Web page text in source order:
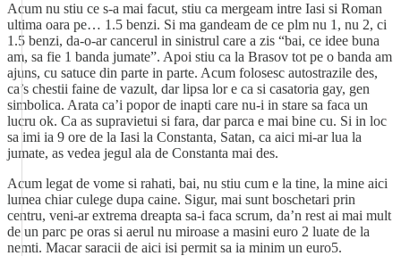
Acum nu stiu ce s-a mai facut, stiu ca mergeam intre Iasi si Roman
ultima oara pe… 1.5 benzi. Si ma gandeam de ce plm nu 1, nu 2, ci
1.5 benzi, da-o-ar cancerul in sinistrul care a zis “bai, ce idee buna
am, sa fie 1 banda jumate”. Apoi stiu ca la Brasov tot pe o banda am
ajuns, cu satuce din parte in parte. Acum folosesc autostrazile des,
ca’s chestii faine de vazult, dar lipsa lor e ca si casatoria gay, gen
simbolica. Arata ca’i popor de inapti care nu-i in stare sa faca un
lucru ok. Ca as supravietui si fara, dar parca e mai bine cu. Si in loc
sa imi ia 9 ore de la Iasi la Constanta, Satan, ca aici mi-ar lua la
jumate, as vedea jegul ala de Constanta mai des.
Acum legat de vome si rahati, bai, nu stiu cum e la tine, la mine aici
lumea chiar culege dupa caine. Sigur, mai sunt boschetari prin
centru, veni-ar extrema dreapta sa-i faca scrum, da’n rest ai mai mult
de un parc pe oras si aerul nu miroase a masini euro 2 luate de la
nemti. Macar saracii de aici isi permit sa ia minim un euro5.